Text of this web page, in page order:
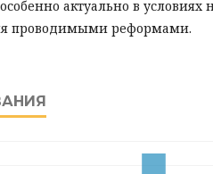
актуально в условиях
проводимыми реформами.